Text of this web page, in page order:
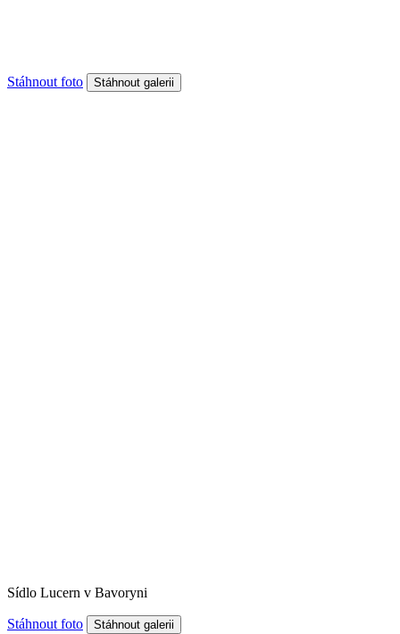
Stáhnout foto
Sídlo Lucern v Bavoryni
Stáhnout foto